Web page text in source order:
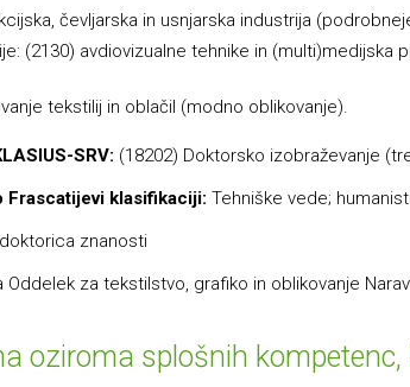
čevljarska in usnjarska industrija
(2130) avdiovizualne tehnike in (multi)medijska
tekstilij in oblačil (modno oblikovanje).
SRV: (18202) Doktorsko izobraževanje
Frascatijevi klasifikaciji: Tehniške vede;
znanosti
za tekstilstvo, grafiko in oblikovanje
oziroma splošnih kompetenc,